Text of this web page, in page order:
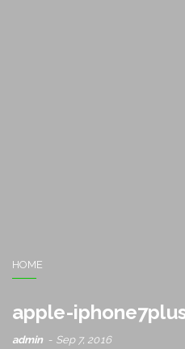
HOME
apple-
admin Sep 7, 2016